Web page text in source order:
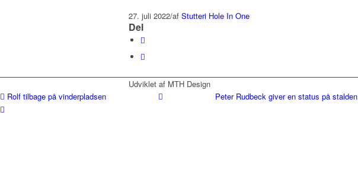
27. juli 2022/af Stutteri Hole In One
Del
Udviklet af MTH Design
Rolf tilbage på vinderpladsen
Peter Rudbeck giver en status på stalden